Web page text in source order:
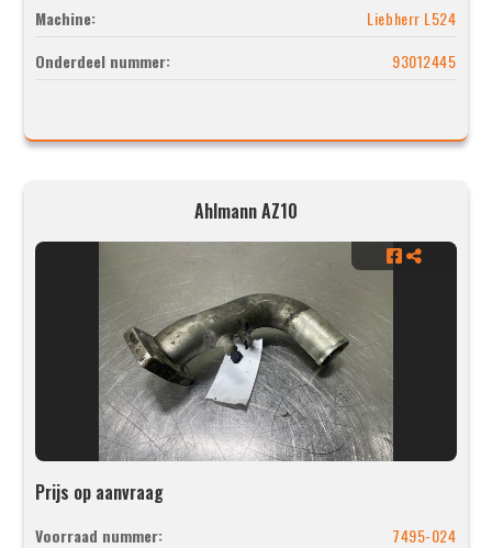
Machine:
Liebherr L524
Onderdeel nummer:
93012445
Ahlmann AZ10
Prijs op aanvraag
Voorraad nummer:
7495-024